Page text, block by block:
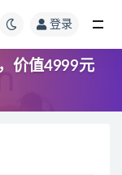
登录
价值4999元